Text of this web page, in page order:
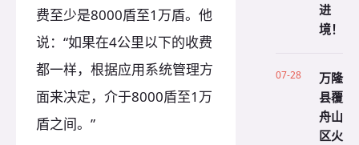
费至少是8000盾至1万盾。他
说：“如果在4公里以下的收费
都一样，根据应用系统管理方
面来决定，介于8000盾至1万
盾之间。”
进
境！
07-28
万隆
县覆
舟山
区火